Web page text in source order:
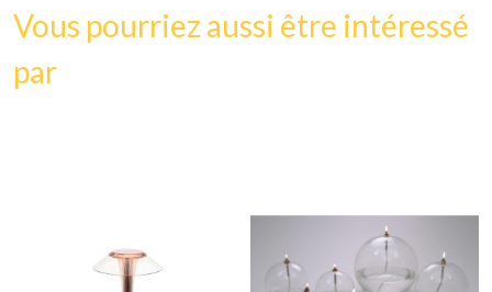
Vous pourriez aussi être intéressé
par